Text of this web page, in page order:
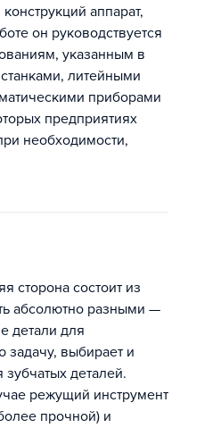
аппарат,
он руководствуется
указанным в
литейными
приборами
предприятиях
необходимости,
сторона состоит из
абсолютно разными —
детали для
задачу, выбирает и
деталей.
режущий инструмент
прочной) и